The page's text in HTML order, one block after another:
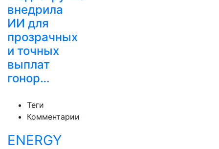
внедрила
ИИ для
прозрачных
и точных
выплат
гонор…
Теги
Комментарии
ENERGY